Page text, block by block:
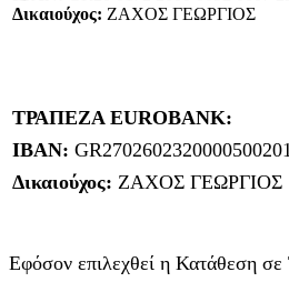
Δικαιούχος: ΖΑΧΟΣ ΓΕΩΡΓΙΟΣ
ΤΡΑΠΕΖΑ EUROBANK:
IBAN:
Δικαιούχος: ΖΑΧΟΣ ΓΕΩΡΓΙΟΣ
Εφόσον επιλεχθεί η Κατάθεση